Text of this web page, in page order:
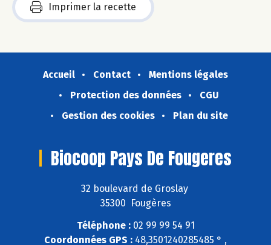
Imprimer la recette
Accueil Contact
Mentions légales
Protection des données
CGU
Gestion des cookies
Plan du site
Biocoop Pays De Fougeres
32 boulevard de Groslay
35300 Fougères
Téléphone :02 99 99 54 91
Coordonnées GPS : 48,3501240285485 ° ,